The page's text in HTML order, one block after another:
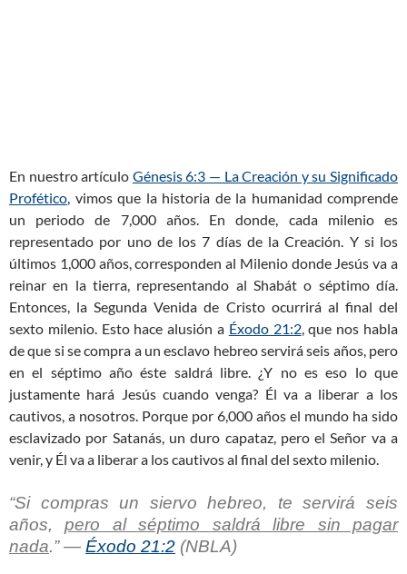
En nuestro artículo Génesis 6:3 — La Creación y su Significado
Profético, vimos que la historia de la humanidad comprende
un periodo de 7,000 años. En donde, cada milenio es
representado por uno de los 7 días de la Creación. Y si los
últimos 1,000 años, corresponden al Milenio donde Jesús va a
reinar en la tierra, representando al Shabát o séptimo día.
Entonces, la Segunda Venida de Cristo ocurrirá al final del
sexto milenio. Esto hace alusión a Éxodo 21:2, que nos habla
de que si se compra a un esclavo hebreo servirá seis años, pero
en el séptimo año éste saldrá libre. ¿Y no es eso lo que
justamente hará Jesús cuando venga? Él va a liberar a los
cautivos, a nosotros. Porque por 6,000 años el mundo ha sido
esclavizado por Satanás, un duro capataz, pero el Señor va a
venir, y Él va a liberar a los cautivos al final del sexto milenio.
“Si compras un siervo hebreo, te servirá seis
años,pero al séptimo saldrá libre sin pagar
nada.” — Éxodo 21:2 (NBLA)